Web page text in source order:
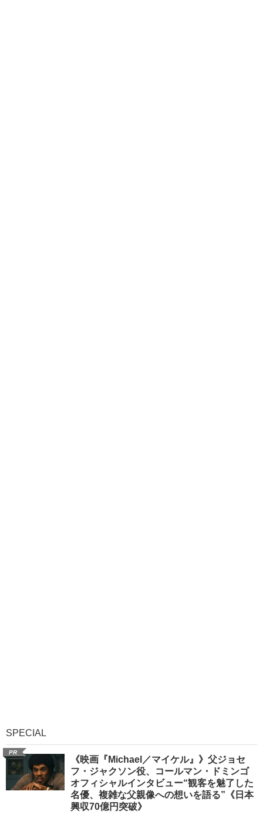
SPECIAL
PR
《映画『Michael／マイケル』》父ジョセ
フ・ジャクソン役、コールマン・ドミンゴ
オフィシャルインタビュー“観客を魅了した
名優、複雑な父親像への想いを語る”《日本
興収70億円突破》